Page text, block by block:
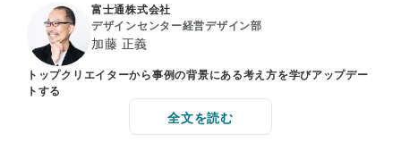
富士通株式会社
デザインセンター経営デザイン部
加藤 正義
トップクリエイターから事例の背景にある考え方を学びアップデー
トする
全文を読む